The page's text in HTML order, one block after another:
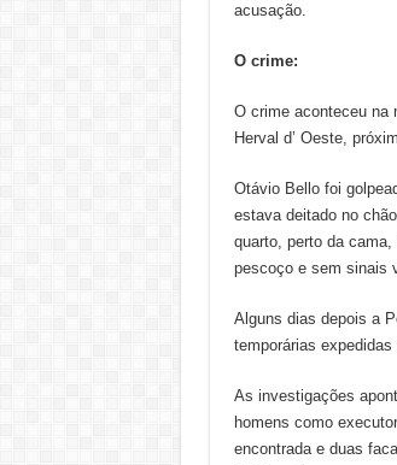
acusação.
O crime:
O crime aconteceu na
Herval d’ Oeste,
Otávio Bello foi
estava deitado no
quarto, perto da
pescoço e sem sinais
Alguns dias depois a
temporárias
As investigações
homens como
encontrada e duas